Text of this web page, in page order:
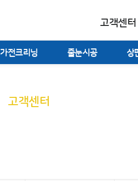
고객센터
가전크리닝 줄눈시공 상
고객센터